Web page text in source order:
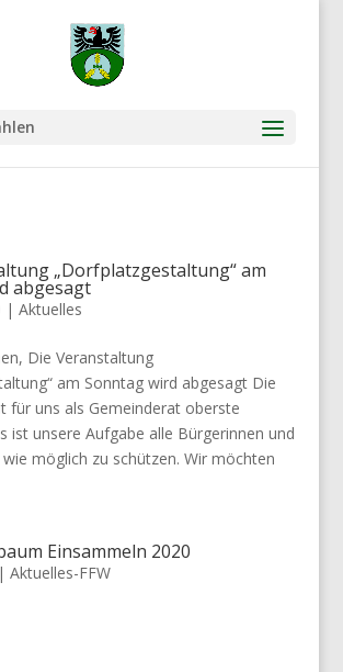
„Dorfplatzgestaltung“ am
abgesagt
| Aktuelles
Die Veranstaltung
am Sonntag wird abgesagt Die
für uns als Gemeinderat oberste
ist unsere Aufgabe alle Bürgerinnen und
möglich zu schützen. Wir möchten
Einsammeln 2020
| Aktuelles-FFW